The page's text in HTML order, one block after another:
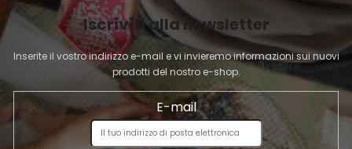
N
A
Iscriviti alla newsletter
Inserite il vostro indirizzo e-mail e vi invieremo informazioni sui nuovi
prodotti del nostro e-shop.
E-mail